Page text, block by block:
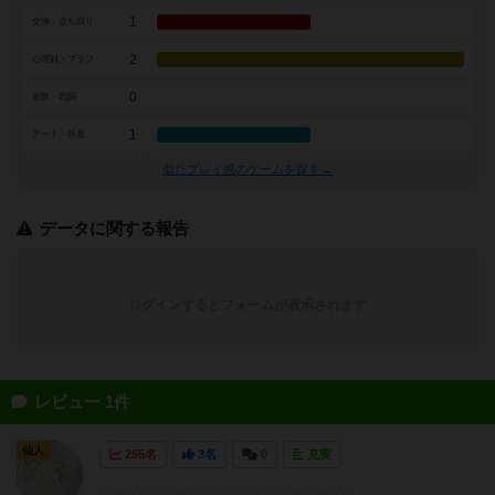
1
2
0
アート・外見 1
似たプレイ感のゲームを探す→
データに関する報告
レビュー 1件
255名 3名 充実
仙人